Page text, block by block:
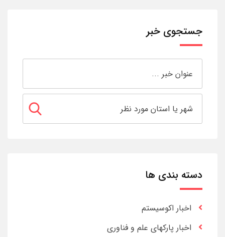
جستجوی خبر
دسته بندی ها
اخبار اکوسیستم
اخبار پارکهای علم و فناوری